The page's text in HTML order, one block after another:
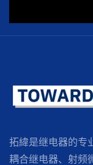
拓緯是继电器的专
耦合继电器、射频